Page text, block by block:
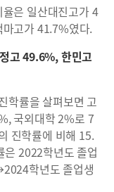
은 일산대진고가 4
고가 41.7%였다.
고 49.6%, 한민고
학률을 살펴보면 고
국외대학 2%로 7
진학률에 비해 15.
2022학년도 졸업
학년도 졸업생